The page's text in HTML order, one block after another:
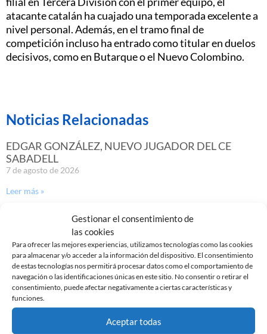
Gestionar el consentimiento de
las cookies
Para ofrecer las mejores experiencias, utilizamos tecnologías como las cookies
para almacenar y/o acceder a la información del dispositivo. El consentimiento
de estas tecnologías nos permitirá procesar datos como el comportamiento de
navegación o las identificaciones únicas en este sitio. No consentir o retirar el
consentimiento, puede afectar negativamente a ciertas características y
funciones.
Aceptar todas
atacante catalán ha cuajado una temporada excelente a
nivel personal. Además, en el tramo final de
competición incluso ha entrado como titular en duelos
decisivos, como en Butarque o el Nuevo Colombino.
Noticias Relacionadas
EDGAR GONZÁLEZ, NUEVO JUGADOR DEL CE
SABADELL
7 de agosto de 2026
Leer más »
GASTÓN VALLES, NUEVO JUGADOR DEL CE
30 de julio de 2026
Leer más »